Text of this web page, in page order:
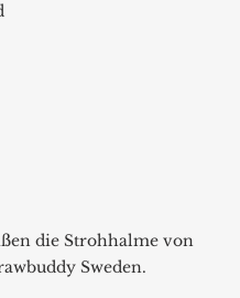
die Strohhalme von
Sweden.